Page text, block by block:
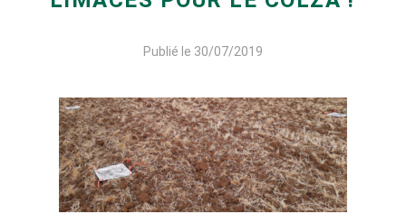
Publié le 30/07/2019